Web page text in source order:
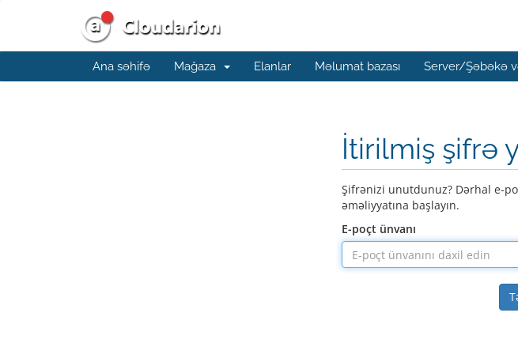
Ana səhifə Mağaza Elanlar Məlumat bazası Server/Şəbəkə
İtirilmiş şifrə
Şifrənizi unutdunuz? Dərhal e-
əməliyyatına başlayın.
E-poçt ünvanı